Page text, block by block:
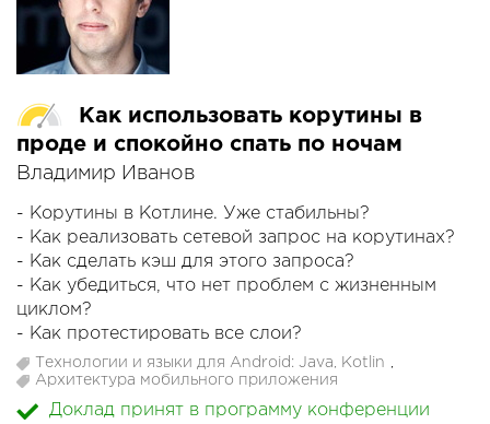
Как использовать корутины в
проде и спокойно спать по ночам
Владимир Иванов
- Корутины в Котлине. Уже стабильны?
- Как реализовать сетевой запрос на корутинах?
- Как сделать кэш для этого запроса?
- Как убедиться, что нет проблем с жизненным
циклом?
- Как протестировать все слои?
- Как правильно обрабатывать ошибки?
- ???
- PROFIT!
Технологии и языки для Android: Java, Kotlin
Архитектура мобильного приложения
Доклад принят в программу конференции